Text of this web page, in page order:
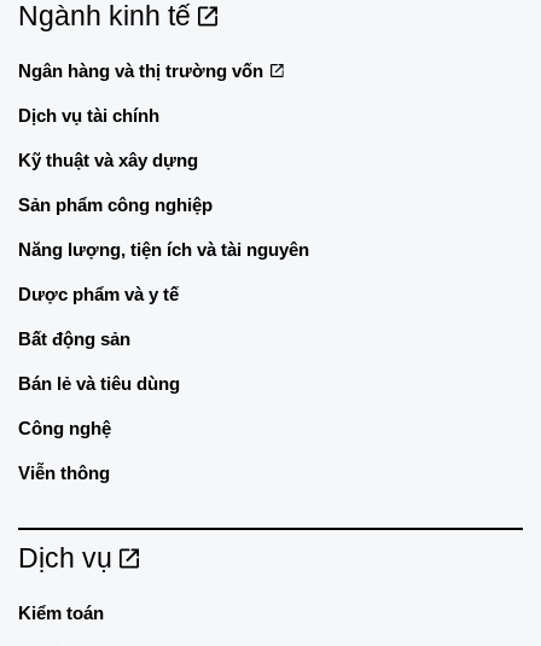
Ngành kinh tế
Ngân hàng và thị trường vốn
Dịch vụ tài chính
Kỹ thuật và xây dựng
Sản phẩm công nghiệp
Năng lượng, tiện ích và tài nguyên
Dược phẩm và y tế
Bất động sản
Bán lẻ và tiêu dùng
Công nghệ
Viễn thông
Dịch vụ
Kiểm toán